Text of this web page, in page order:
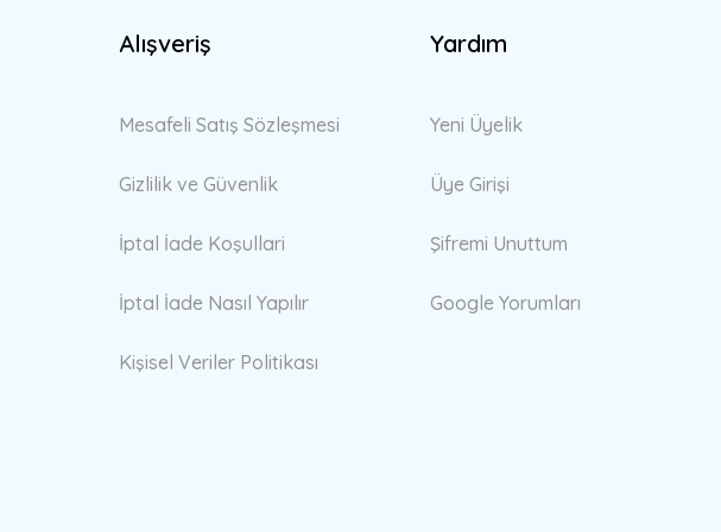
Alışveriş
Mesafeli Satış Sözleşmesi
Gizlilik ve Güvenlik
İptal İade Koşullari
İptal İade Nasıl Yapılır
Kişisel Veriler Politikası
Yardım
Yeni Üyelik
Üye Girişi
Şifremi Unuttum
Google Yorumları